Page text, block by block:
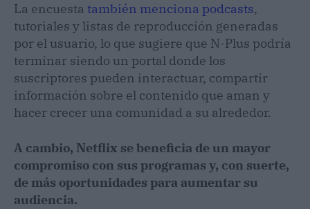
La encuesta también menciona podcasts,
tutoriales y listas de reproducción generadas
por el usuario, lo que sugiere que N-Plus podría
terminar siendo un portal donde los
suscriptores pueden interactuar, compartir
información sobre el contenido que aman y
hacer crecer una comunidad a su alrededor.
A cambio, Netflix se beneficia de un mayor
compromiso con sus programas y, con suerte,
de más oportunidades para aumentar su
audiencia.